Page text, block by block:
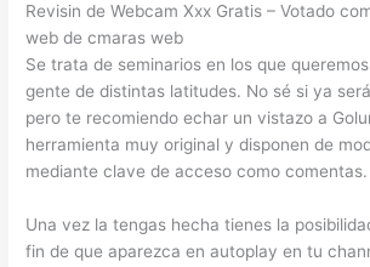
Revisin de Webcam Xxx Gratis – Votado
web de cmaras web
Se trata de seminarios en los que
gente de distintas latitudes. No sé si ya
pero te recomiendo echar un vistazo a
herramienta muy original y disponen de
mediante clave de acceso como comentas.
Una vez la tengas hecha tienes la
fin de que aparezca en autoplay en tu